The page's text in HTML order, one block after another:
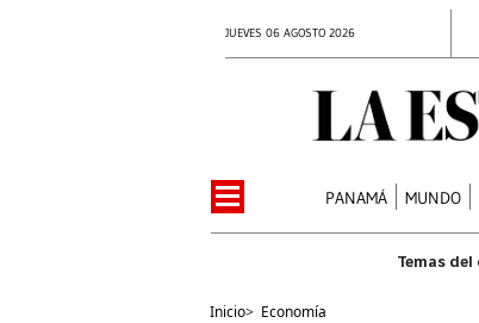
JUEVES 06 AGOSTO 2026
PANAMÁ MUNDO
Inicio> Economía